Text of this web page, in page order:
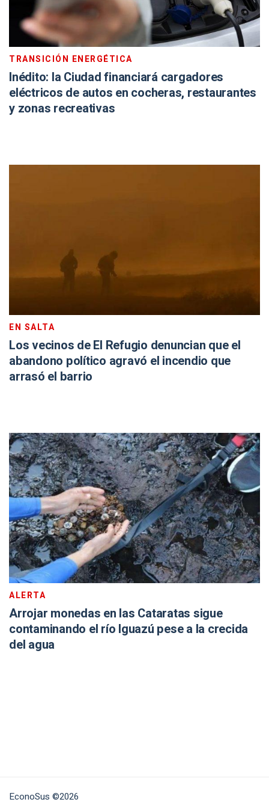
TRANSICIÓN ENERGÉTICA
Inédito: la Ciudad financiará cargadores
eléctricos de autos en cocheras, restaurantes
y zonas recreativas
EN SALTA
Los vecinos de El Refugio denuncian que el
abandono político agravó el incendio que
arrasó el barrio
ALERTA
Arrojar monedas en las Cataratas sigue
contaminando el río Iguazú pese a la crecida
del agua
EconoSus ©2026